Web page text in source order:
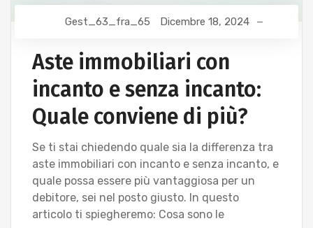
Gest_63_fra_65 Dicembre 18, 2024
Aste immobiliari con
incanto e senza incanto:
Quale conviene di più?
Se ti stai chiedendo quale sia la differenza tra
aste immobiliari con incanto e senza incanto, e
quale possa essere più vantaggiosa per un
debitore, sei nel posto giusto. In questo
articolo ti spiegheremo: Cosa sono le